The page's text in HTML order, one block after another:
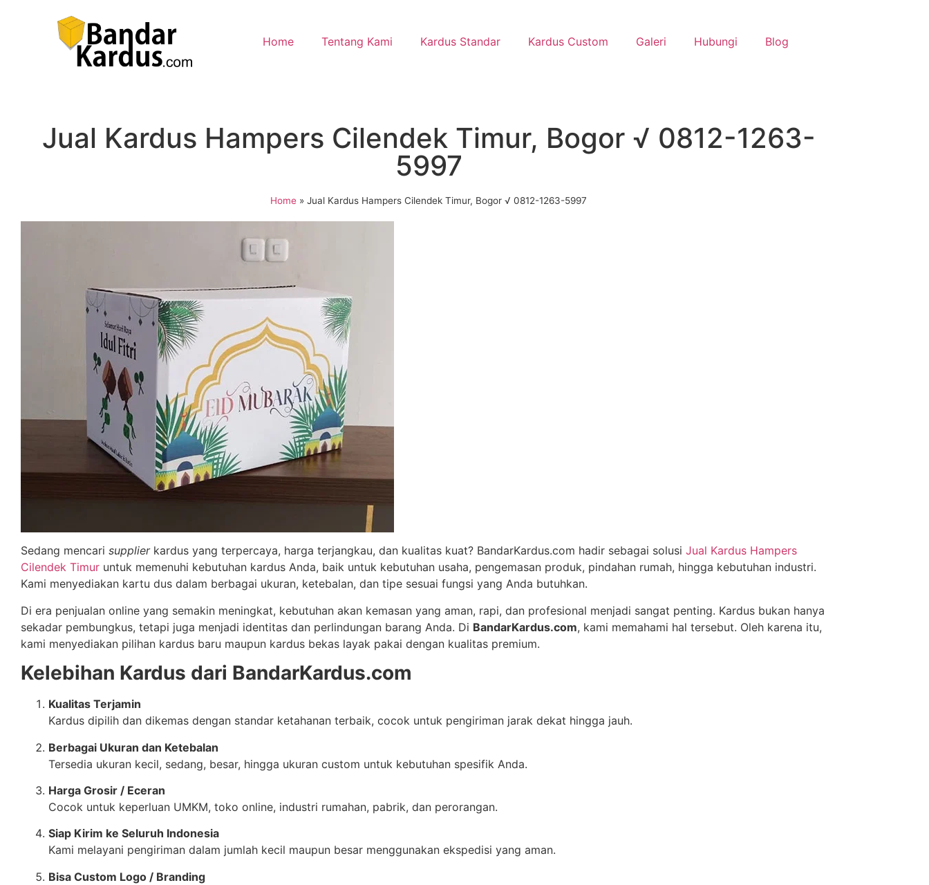
Home Tentang Kami Kardus Standar Kardus Custom Galeri Hubungi Blog
Jual Kardus Hampers Cilendek Timur, Bogor √ 0812-1263-
5997
Home » Jual Kardus Hampers Cilendek Timur, Bogor √ 0812-1263-5997
Sedang mencari supplierkardus yang terpercaya, harga terjangkau, dan kualitas kuat? BandarKardus.com hadir sebagai solusi Jual Kardus Hampers
Cilendek Timur untuk memenuhi kebutuhan kardus Anda, baik untuk kebutuhan usaha, pengemasan produk, pindahan rumah, hingga kebutuhan industri.
Kami menyediakan kartu dus dalam berbagai ukuran, ketebalan, dan tipe sesuai fungsi yang Anda butuhkan.
Di era penjualan online yang semakin meningkat, kebutuhan akan kemasan yang aman, rapi, dan profesional menjadi sangat penting. Kardus bukan hanya
sekadar pembungkus, tetapi juga menjadi identitas dan perlindungan barang Anda. Di BandarKardus.com, kami memahami hal tersebut. Oleh karena itu,
kami menyediakan pilihan kardus baru maupun kardus bekas layak pakai dengan kualitas premium.
Kelebihan Kardus dari BandarKardus.com
Kualitas Terjamin
Kardus dipilih dan dikemas dengan standar ketahanan terbaik, cocok untuk pengiriman jarak dekat hingga jauh.
Berbagai Ukuran dan Ketebalan
Tersedia ukuran kecil, sedang, besar, hingga ukuran custom untuk kebutuhan spesifik Anda.
Harga Grosir / Eceran
Cocok untuk keperluan UMKM, toko online, industri rumahan, pabrik, dan perorangan.
Siap Kirim ke Seluruh Indonesia
Kami melayani pengiriman dalam jumlah kecil maupun besar menggunakan ekspedisi yang aman.
Bisa Custom Logo / Branding